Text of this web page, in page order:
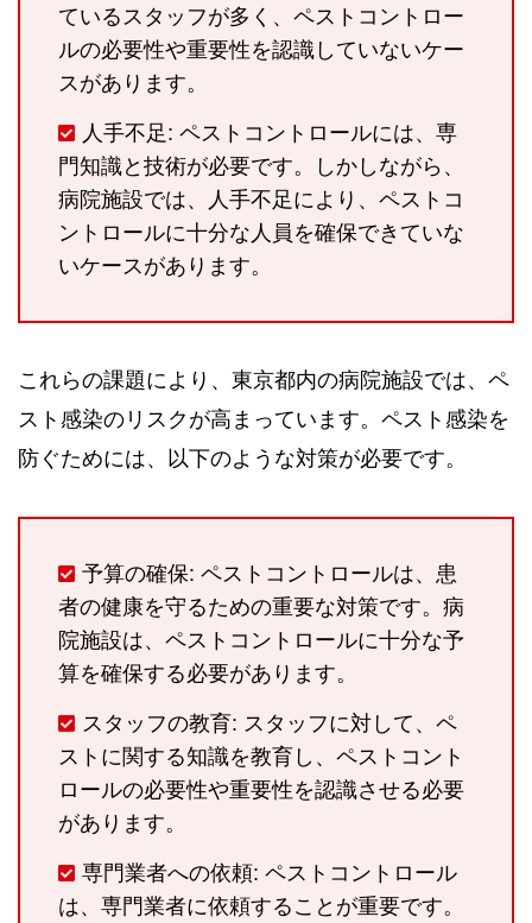
ているスタッフが多く、ペストコントロー
ルの必要性や重要性を認識していないケー
スがあります。
人手不足: ペストコントロールには、専
門知識と技術が必要です。しかしながら、
病院施設では、人手不足により、ペストコ
ントロールに十分な人員を確保できていな
いケースがあります。
これらの課題により、東京都内の病院施設では、ペ
スト感染のリスクが高まっています。ペスト感染を
防ぐためには、以下のような対策が必要です。
予算の確保: ペストコントロールは、患
者の健康を守るための重要な対策です。病
院施設は、ペストコントロールに十分な予
算を確保する必要があります。
スタッフの教育: スタッフに対して、ペ
ストに関する知識を教育し、ペストコント
ロールの必要性や重要性を認識させる必要
があります。
専門業者への依頼: ペストコントロール
は、専門業者に依頼することが重要です。